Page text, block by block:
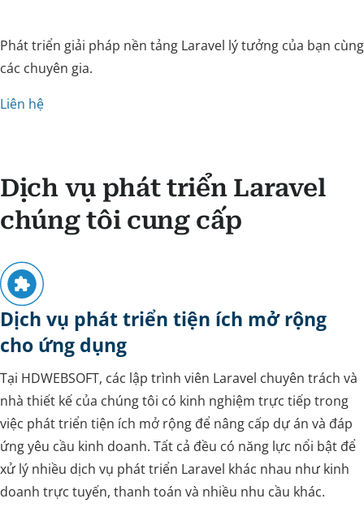
Phát triển giải pháp nền tảng Laravel lý tưởng của bạn cùng
các chuyên gia.
Liên hệ
Dịch vụ phát triển Laravel
chúng tôi cung cấp
Dịch vụ phát triển tiện ích mở rộng
cho ứng dụng
Tại HDWEBSOFT, các lập trình viên Laravel chuyên trách và
nhà thiết kế của chúng tôi có kinh nghiệm trực tiếp trong
việc phát triển tiện ích mở rộng để nâng cấp dự án và đáp
ứng yêu cầu kinh doanh. Tất cả đều có năng lực nổi bật để
xử lý nhiều dịch vụ phát triển Laravel khác nhau như kinh
doanh trực tuyến, thanh toán và nhiều nhu cầu khác.